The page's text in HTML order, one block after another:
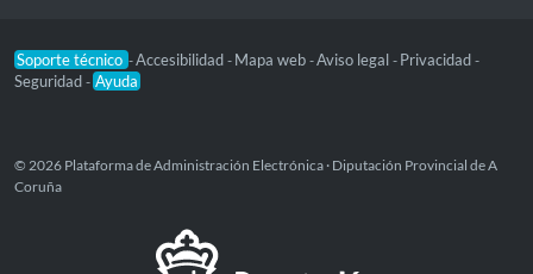
Soporte técnico -Accesibilidad - Mapa web -Aviso legal - Privacidad -
Seguridad - Ayuda
© 2026 Plataforma de Administración Electrónica · Diputación Provincial de A
Coruña